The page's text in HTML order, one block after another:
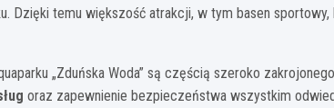
Dzięki temu większość atrakcji, w tym basen
„Zduńska Woda” są częścią szeroko
oraz zapewnienie bezpieczeństwa wszystkim